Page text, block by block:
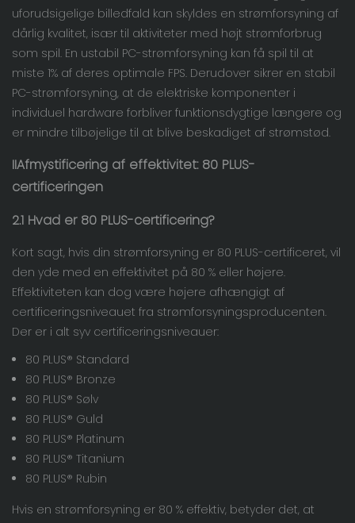
uforudsigelige billedfald kan skyldes en strømforsyning af
dårlig kvalitet, især til aktiviteter med højt strømforbrug
som spil. En ustabil PC-strømforsyning kan få spil til at
miste 1% af deres optimale FPS. Derudover sikrer en stabil
PC-strømforsyning, at de elektriske komponenter i
individuel hardware forbliver funktionsdygtige længere og
er mindre tilbøjelige til at blive beskadiget af strømstød.
IIAfmystificering af effektivitet: 80 PLUS-
certificeringen
2.1 Hvad er 80 PLUS-certificering?
Kort sagt, hvis din strømforsyning er 80 PLUS-certificeret, vil
den yde med en effektivitet på 80 % eller højere.
Effektiviteten kan dog være højere afhængigt af
certificeringsniveauet fra strømforsyningsproducenten.
Der er i alt syv certificeringsniveauer:
80 PLUS® Standard
80 PLUS® Bronze
80 PLUS® Sølv
80 PLUS® Guld
80 PLUS® Platinum
80 PLUS® Titanium
80 PLUS® Rubin
Hvis en strømforsyning er 80 % effektiv, betyder det, at